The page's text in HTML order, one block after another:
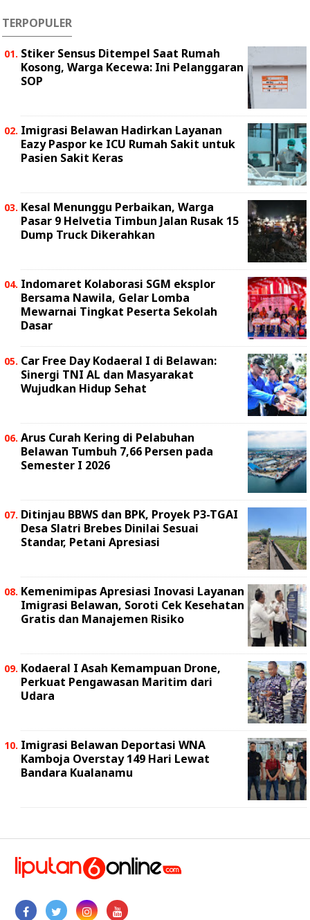
TERPOPULER
Stiker Sensus Ditempel Saat Rumah
Kosong, Warga Kecewa: Ini Pelanggaran
SOP
Imigrasi Belawan Hadirkan Layanan
Eazy Paspor ke ICU Rumah Sakit untuk
Pasien Sakit Keras
Kesal Menunggu Perbaikan, Warga
Pasar 9 Helvetia Timbun Jalan Rusak 15
Dump Truck Dikerahkan
Indomaret Kolaborasi SGM eksplor
Bersama Nawila, Gelar Lomba
Mewarnai Tingkat Peserta Sekolah
Dasar
Car Free Day Kodaeral I di Belawan:
Sinergi TNI AL dan Masyarakat
Wujudkan Hidup Sehat
Arus Curah Kering di Pelabuhan
Belawan Tumbuh 7,66 Persen pada
Semester I 2026
Ditinjau BBWS dan BPK, Proyek P3-TGAI
Desa Slatri Brebes Dinilai Sesuai
Standar, Petani Apresiasi
Kemenimipas Apresiasi Inovasi Layanan
Imigrasi Belawan, Soroti Cek Kesehatan
Gratis dan Manajemen Risiko
Kodaeral I Asah Kemampuan Drone,
Perkuat Pengawasan Maritim dari
Udara
Imigrasi Belawan Deportasi WNA
Kamboja Overstay 149 Hari Lewat
Bandara Kualanamu